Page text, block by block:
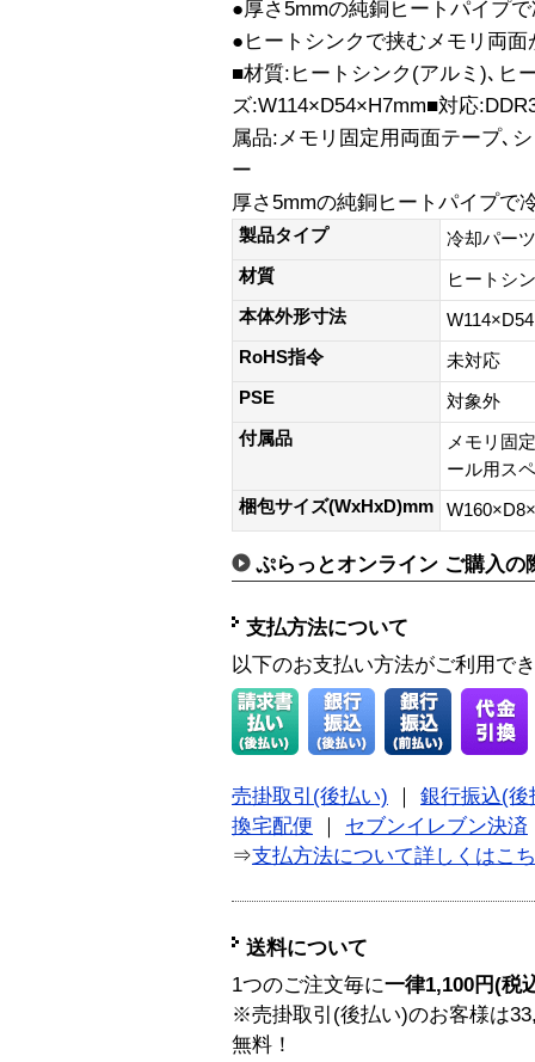
●厚さ5mmの純銅ヒートパイプ
●ヒートシンクで挟むメモリ両
■材質:ヒートシンク(アルミ)､ヒ
ズ:W114×D54×H7mm■対応
属品:メモリ固定用両面テープ､
ー
厚さ5mmの純銅ヒートパイプで
製品タイプ
冷却パーツ
材質
ヒートシ
本体外形寸法
RoHS指令
未対応
PSE
対象外
付属品
メモリ固
ール用ス
梱包サイズ(WxHxD)mm
ぷらっとオンライン ご購入の
支払方法について
以下のお支払い方法がご利用で
売掛取引(後払い)
銀行振込(後
換宅配便
セブンイレブン決済
⇒支払方法について詳しくはこ
送料について
1つのご注文毎に一律1,100円(税
※売掛取引(後払い)のお客様は
無料！